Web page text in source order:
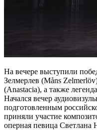
На вечере выступили
Зелмерлев (Måns
(Anastacia), а также
Начался вечер
подготовленным
приняли участие
оперная певица Светлана